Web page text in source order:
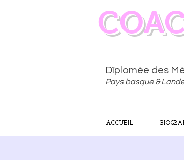
Dîplomée des
Pays basque &
ACCUEIL